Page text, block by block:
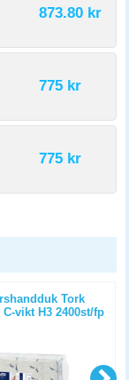
873.80 kr
775 kr
775 kr
Tork
vikt H3 2400st/fp